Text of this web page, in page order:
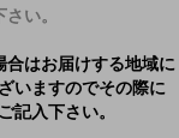
い。
はお届けする地域に
いますのでその際に
記入下さい。